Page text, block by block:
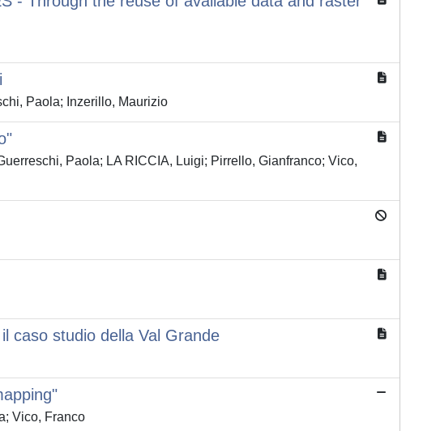
Paola; Inzerillo, Maurizio
Paola; LA RICCIA, Luigi; Pirrello, Gianfranco; Vico,
caso studio della Val Grande
Vico, Franco